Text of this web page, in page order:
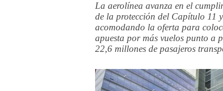
La aerolínea avanza en el
de la protección del Capítulo 11
acomodando la oferta para
apuesta por más vuelos punto a
22,6 millones de pasajeros